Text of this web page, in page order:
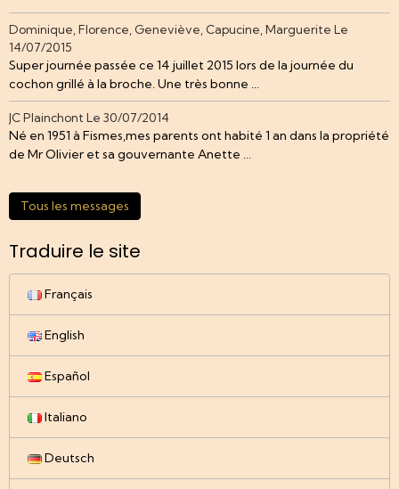
Dominique, Florence, Geneviève, Capucine, Marguerite Le
14/07/2015
Super journée passée ce 14 juillet 2015 lors de la journée du
cochon grillé à la broche. Une très bonne ...
JC Plainchont Le 30/07/2014
Né en 1951 à Fismes,mes parents ont habité 1 an dans la propriété
de Mr Olivier et sa gouvernante Anette ...
Tous les messages
Traduire le site
Français
English
Español
Italiano
Deutsch